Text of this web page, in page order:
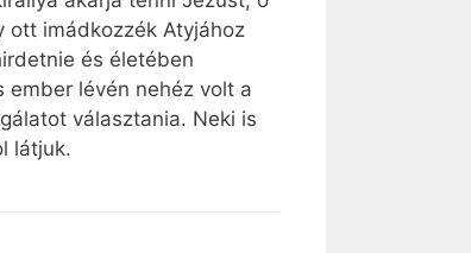
ott imádkozzék Atyjához
és életében
ember lévén nehéz volt a
választania. Neki is
látjuk.